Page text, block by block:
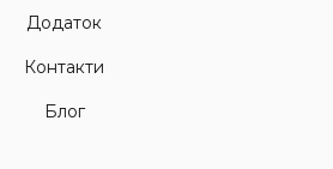
Додаток
Контакти
Блог